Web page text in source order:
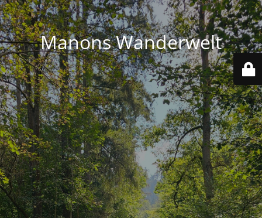
Manons Wanderwelt